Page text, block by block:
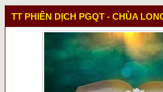
TT PHIÊN DỊCH PGQT - CHÙA